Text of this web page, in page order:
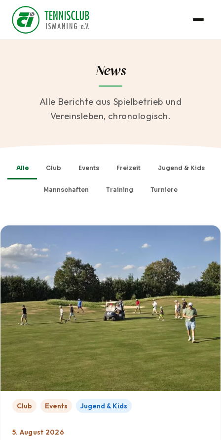
News
Alle Berichte aus Spielbetrieb und
Vereinsleben, chronologisch.
Alle Club Events Freizeit Jugend & Kids
Mannschaften Training Turniere
Club Events Jugend & Kids
5. August 2026